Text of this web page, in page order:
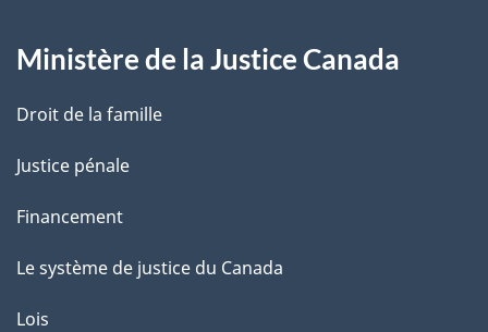
e
Ministère de la Justice Canada
Droit de la famille
Justice pénale
Financement
Le système de justice du Canada
Lois